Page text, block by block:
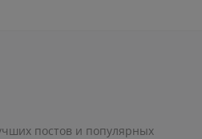
постов и популярных